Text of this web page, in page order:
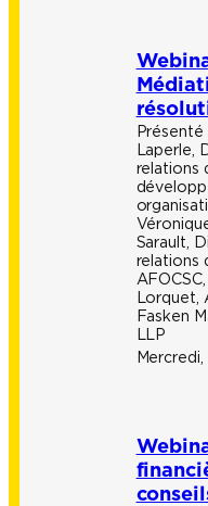
Présenté
Laperle,
relations
Sarault,
relations
Lorquet,
Fasken
LLP